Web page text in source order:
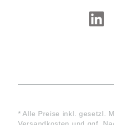
* Alle Preise inkl. gesetzl.